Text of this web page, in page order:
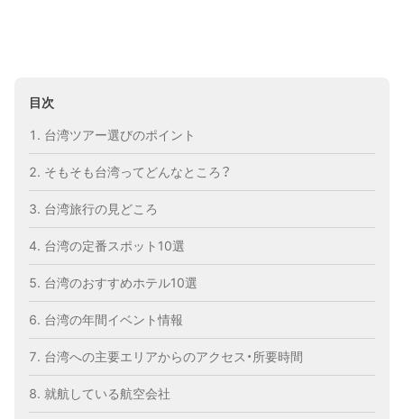
目次
台湾ツアー選びのポイント
そもそも台湾ってどんなところ？
台湾旅行の見どころ
台湾の定番スポット10選
台湾のおすすめホテル10選
台湾の年間イベント情報
台湾への主要エリアからのアクセス・所要時間
就航している航空会社